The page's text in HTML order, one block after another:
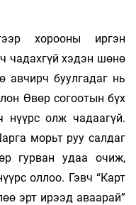
хорооны иргэн
чадахгүй хэдэн шөнө
буулгадаг нь
Өвөр согоотын бүх
нүүрс олж чадаагүй.
морьт руу салдаг
гурван удаа очиж,
оллоо. Гэвч “Карт
эрт ирээд аваарай”